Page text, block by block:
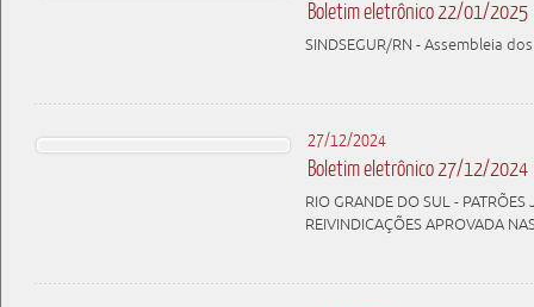
Boletim eletrônico 22/01/2025
SINDSEGUR/RN - Assembleia
27/12/2024
Boletim eletrônico 27/12/2024
RIO GRANDE DO SUL - PATRÕES
REIVINDICAÇÕES APROVADA